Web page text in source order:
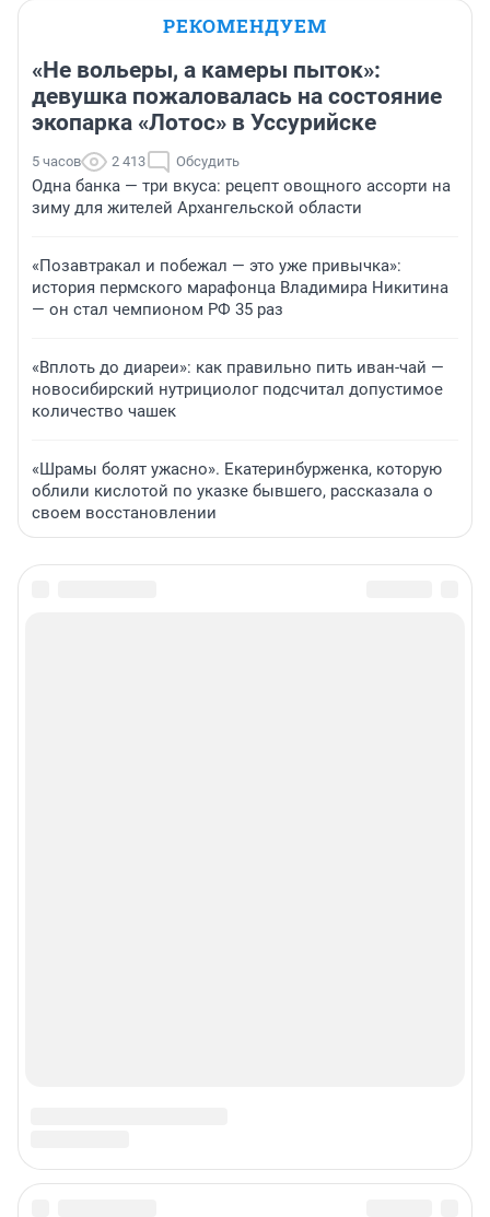
РЕКОМЕНДУЕМ
«Не вольеры, а камеры пыток»:
девушка пожаловалась на состояние
экопарка «Лотос» в Уссурийске
5 часов 2 413 Обсудить
Одна банка — три вкуса: рецепт овощного ассорти на
зиму для жителей Архангельской области
«Позавтракал и побежал — это уже привычка»:
история пермского марафонца Владимира Никитина
— он стал чемпионом РФ 35 раз
«Вплоть до диареи»: как правильно пить иван-чай —
новосибирский нутрициолог подсчитал допустимое
количество чашек
«Шрамы болят ужасно». Екатеринбурженка, которую
облили кислотой по указке бывшего, рассказала о
своем восстановлении